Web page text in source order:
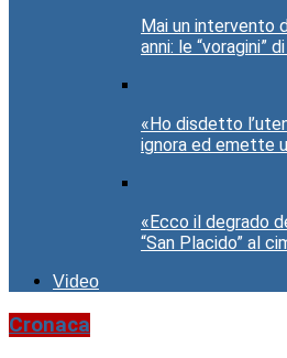
Mai un intervento
anni: le “voragini”
«Ho disdetto
ignora ed emette
«Ecco il degrado
“San Placido” al
Video
Cronaca